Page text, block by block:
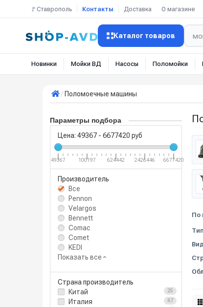
🚩Ставрополь Контакты Доставка О магазине
Каталог товаров
Новинки Мойки ВД Насосы Поломойки
Поломоечные машины
Параметры подбора
Цена: 49367 - 6677420 руб
49367 100197 624442 2426446 6677420
Производитель
Все
Pennon
Velargos
Bennett
Comac
Comet
KEDI
Показать все
Страна производитель
Китай
25
Италия 67
По